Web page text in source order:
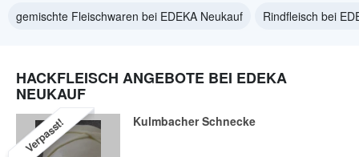
gemischte Fleischwaren bei EDEKA Neukauf
Rindfleisch bei
HACKFLEISCH ANGEBOTE BEI EDEKA
NEUKAUF
Verpasst! Kulmbacher Schnecke